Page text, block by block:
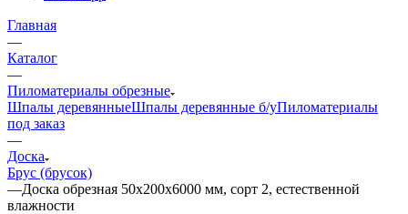
Главная
—
Каталог
—
Пиломатериалы обрезные
Шпалы деревянныеШпалы деревянные б/уПиломатериалы
под заказ
—
Доска
Брус (брусок)
—Доска обрезная 50x200x6000 мм, сорт 2, естественной
влажности